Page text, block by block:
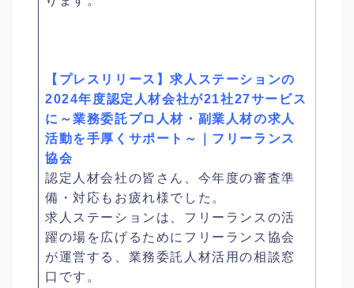
【プレスリリース】求人ステーションの
2024年度認定人材会社が21社27サービス
に～業務委託プロ人材・副業人材の求人
活動を手厚くサポート～｜フリーランス
協会
認定人材会社の皆さん、今年度の審査準
備・対応もお疲れ様でした。
求人ステーションは、フリーランスの活
躍の場を広げるためにフリーランス協会
が運営する、業務委託人材活用の相談窓
口です。